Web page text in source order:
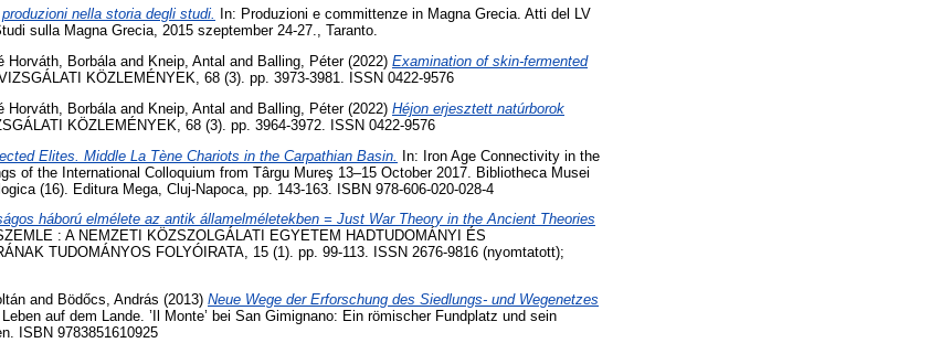
nella storia degli studi.
In: Produzioni e committenze in Magna Grecia. Atti del LV
sulla Magna Grecia, 2015 szeptember 24-27., Taranto.
Horváth, Borbála and Kneip, Antal and Balling, Péter(2022) Examination of skin-fermented
KÖZLEMÉNYEK, 68 (3). pp. 3973-3981. ISSN 0422-9576
Horváth, Borbála and Kneip, Antal and Balling, Péter(2022) Héjon erjesztett natúrborok
KÖZLEMÉNYEK, 68 (3). pp. 3964-3972. ISSN 0422-9576
Elites. Middle La Tène Chariots in the Carpathian Basin. In: Iron Age Connectivity in the
of the International Colloquium from Târgu Mureş 13–15 October 2017. Bibliotheca Musei
(16). Editura Mega, Cluj-Napoca, pp. 143-163. ISBN 978-606-020-028-4
háború elmélete az antik államelméletekben = Just War Theory in the Ancient Theories
: A NEMZETI KÖZSZOLGÁLATI EGYETEM HADTUDOMÁNYI ÉS
TUDOMÁNYOS FOLYÓIRATA, 15 (1). pp. 99-113. ISSN 2676-9816 (nyomtatott);
and Bödőcs, András (2013) Neue Wege der Erforschung des Siedlungs- und Wegenetzes
Leben auf dem Lande. ’Il Monte’ bei San Gimignano: Ein römischer Fundplatz und sein
ISBN 9783851610925